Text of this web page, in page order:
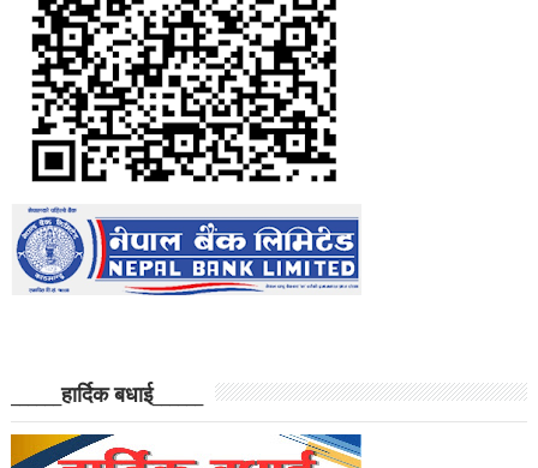
______हार्दिक बधाई______